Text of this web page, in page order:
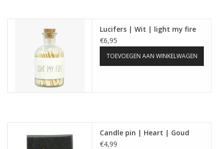
Lucifers | Wit | light my fire
€6,95
TOEVOEGEN AAN WINKELWAGEN
Candle pin | Heart | Goud
€4,99